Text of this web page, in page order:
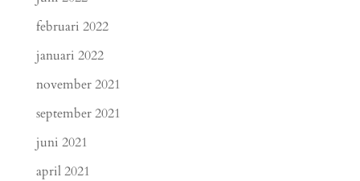
februari 2022
januari 2022
november 2021
september 2021
juni 2021
april 2021